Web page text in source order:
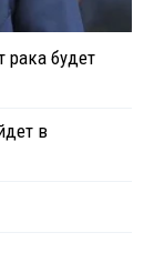
рака будет
в